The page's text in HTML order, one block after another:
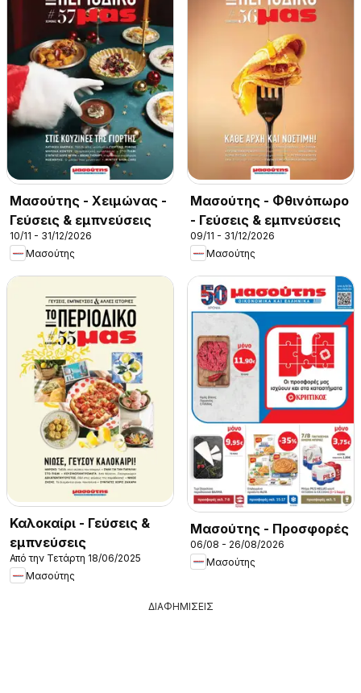
Μασούτης - Χειμώνας -
Γεύσεις & εμπνεύσεις
10/11 - 31/12/2026
Μασούτης
Μασούτης - Φθινόπωρο
- Γεύσεις & εμπνεύσεις
09/11 - 31/12/2026
Μασούτης
Καλοκαίρι - Γεύσεις &
εμπνεύσεις
Από την Τετάρτη 18/06/2025
Μασούτης
Μασούτης - Προσφορές
06/08 - 26/08/2026
Μασούτης
ΔΙΑΦΗΜΙΣΕΙΣ